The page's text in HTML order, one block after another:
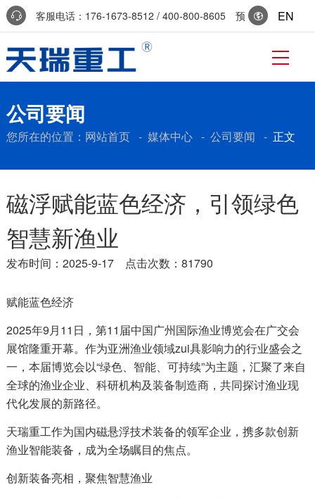
客服电话：176-1673-8512 / 400-800-8605 预
约参访：0536-7519229
EN
公司要闻
您所在的位置： 网站首页- 媒体中心- 公司要闻 - 正文
磁浮赋能蓝色经济，引领绿色
智慧新渔业
发布时间：2025-9-17 点击次数：81790
赋能蓝色经济
2025年9月11日，第11届中国广州国际渔业博览会在广交会
展馆隆重开幕。作为亚洲渔业领域zui具影响力的行业盛会之
一，本届博览会以“绿色、智能、可持续”为主题，汇聚了来自
全球的渔业企业、科研机构及装备制造商，共同探讨渔业现
代化发展的新路径。
天瑞重工作为国内磁悬浮技术装备的领军企业，携多款创新
渔业智能装备，成为全场瞩目的焦点。
创新装备亮相，聚焦智慧渔业